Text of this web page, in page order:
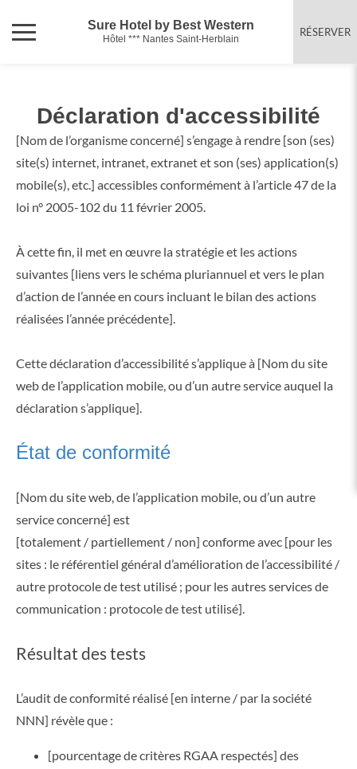
Sure Hotel by Best Western
Hôtel *** Nantes Saint-Herblain
RÉSERVER
Déclaration d'accessibilité
[Nom de l’organisme concerné] s’engage à rendre [son (ses)
site(s) internet, intranet, extranet et son (ses) application(s)
mobile(s), etc.] accessibles conformément à l’article 47 de la
loi n° 2005-102 du 11 février 2005.
À cette fin, il met en œuvre la stratégie et les actions
suivantes [liens vers le schéma pluriannuel et vers le plan
d’action de l’année en cours incluant le bilan des actions
réalisées l’année précédente].
Cette déclaration d’accessibilité s’applique à [Nom du site
web de l’application mobile, ou d’un autre service auquel la
déclaration s’applique].
État de conformité
[Nom du site web, de l’application mobile, ou d’un autre
service concerné] est
[totalement / partiellement / non] conforme avec [pour les
sites : le référentiel général d’amélioration de l’accessibilité /
autre protocole de test utilisé ; pour les autres services de
communication : protocole de test utilisé].
Résultat des tests
L’audit de conformité réalisé [en interne / par la société
NNN] révèle que :
[pourcentage de critères RGAA respectés] des